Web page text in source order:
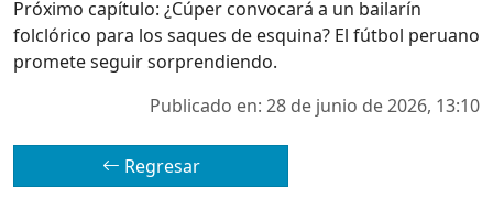
Próximo capítulo: ¿Cúper convocará a un bailarín
folclórico para los saques de esquina? El fútbol peruano
promete seguir sorprendiendo.
Publicado en: 28 de junio de 2026, 13:10
Regresar